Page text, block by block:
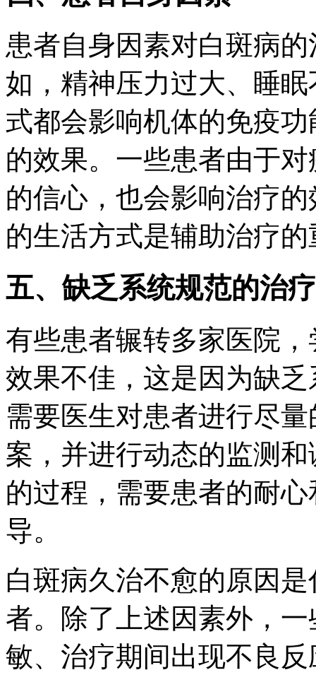
患者自身因素对白斑病
如，精神压力过大、睡
式都会影响机体的免疫
的效果。一些患者由于
的信心，也会影响治疗
的生活方式是辅助治疗
五、缺乏系统规范的治疗
有些患者辗转多家医院
效果不佳，这是因为缺
需要医生对患者进行尽
案，并进行动态的监测
的过程，需要患者的耐
导。
白斑病久治不愈的原因
者。除了上述因素外，
敏、治疗期间出现不良